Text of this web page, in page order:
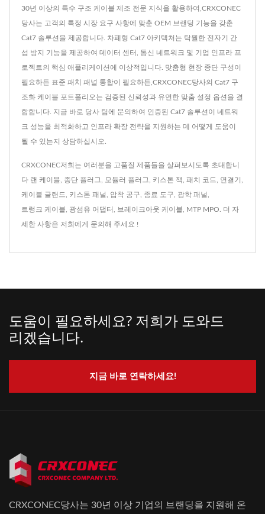
30년 이상의 특수 구조 케이블 제조 전문 지식을 활용하여,CRXCONEC
당사는 고객의 특정 시장 요구 사항에 맞춘 OEM 브랜딩 기능을 갖춘
Cat7 솔루션을 제공합니다. 차폐형 Cat7 아키텍처는 탁월한 전자기 간
섭 방지 기능을 제공하여 데이터 센터, 통신 네트워크 및 기업 인프라 프
로젝트의 핵심 애플리케이션에 이상적입니다. 맞춤형 현장 종단 구성이
필요하든 표준 패치 패널 통합이 필요하든,CRXCONEC당사의 Cat7 구
조화 케이블 포트폴리오는 검증된 신뢰성과 유연한 맞춤 설정 옵션을 결
합합니다. 지금 바로 당사 팀에 문의하여 인증된 Cat7 솔루션이 네트워
크 성능을 최적화하고 인프라 확장 전략을 지원하는 데 어떻게 도움이
될 수 있는지 상담하십시오.
CRXCONEC저희는 여러분을 고품질 제품들을 살펴보시도록 초대합니
다 랜 케이블 종단 플러그 모듈러 플러그 키스톤 잭 패치 코드 연결기
케이블 글랜드 키스톤 패널 압착 공구 종료 도구 광학 패널
트렁크 케이블 광섬유 어댑터 브레이크아웃 케이블 MTP MPO . 더 자
세한 사항은 저희에게 문의해 주세요 !
도움이 필요하세요? 저희가 도와드
리겠습니다.
지금 바로 연락하세요!
CRXCONEC당사는 30년 이상 기업의 브랜딩을 지원해 온